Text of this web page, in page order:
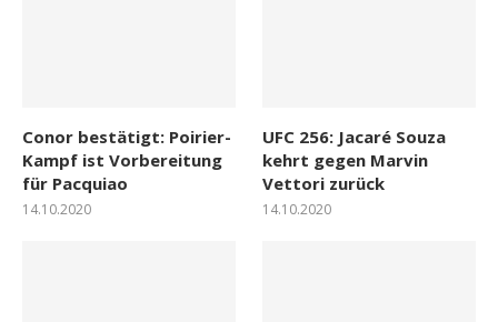
Conor bestätigt: Poirier-
Kampf ist Vorbereitung
für Pacquiao
14.10.2020
UFC 256: Jacaré Souza
kehrt gegen Marvin
Vettori zurück
14.10.2020